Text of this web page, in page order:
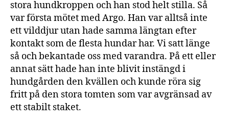
stora hundkroppen och han stod helt stilla. Så
var första mötet med Argo. Han var alltså inte
ett vilddjur utan hade samma längtan efter
kontakt som de flesta hundar har. Vi satt länge
så och bekantade oss med varandra. På ett eller
annat sätt hade han inte blivit instängd i
hundgården den kvällen och kunde röra sig
fritt på den stora tomten som var avgränsad av
ett stabilt staket.